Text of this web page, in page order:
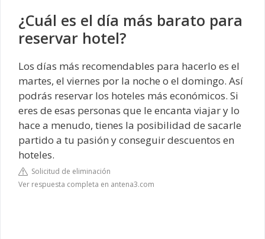
¿Cuál es el día más barato para
reservar hotel?
Los días más recomendables para hacerlo es el
martes, el viernes por la noche o el domingo. Así
podrás reservar los hoteles más económicos. Si
eres de esas personas que le encanta viajar y lo
hace a menudo, tienes la posibilidad de sacarle
partido a tu pasión y conseguir descuentos en
hoteles.
Solicitud de eliminación
Ver respuesta completa en antena3.com